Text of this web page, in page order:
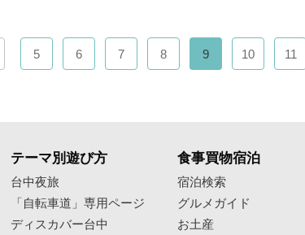
5 6 7 8 9 10 11
テーマ別遊び方
台中夜旅
「自転車道」専用ページ
ディスカバー台中
食事買物宿泊
宿泊検索
グルメガイド
お土産